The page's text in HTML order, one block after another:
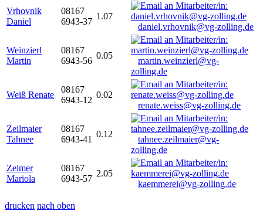
Vrhovnik
Daniel
08167
6943-37
1.07
daniel.vrhovnik@vg-zolling.de
Weinzierl
Martin
08167
6943-56
0.05
martin.weinzierl@vg-
zolling.de
Weiß Renate
08167
6943-12
0.02
renate.weiss@vg-zolling.de
Zeilmaier
Tahnee
08167
6943-41
0.12
tahnee.zeilmaier@vg-
zolling.de
Zelmer
Mariola
08167
6943-57
2.05
kaemmerei@vg-zolling.de
drucken nach oben